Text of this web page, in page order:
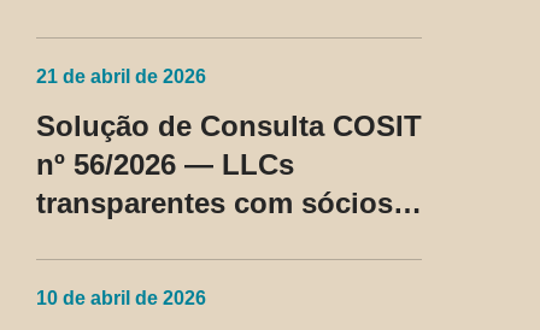
21 de abril de 2026
Solução de Consulta COSIT
nº 56/2026 — LLCs
transparentes com sócios
10 de abril de 2026